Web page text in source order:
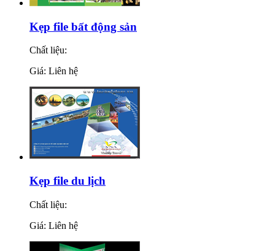
Kẹp file bất động sản
Chất liệu:
Giá: Liên hệ
Kẹp file du lịch
Chất liệu:
Giá: Liên hệ